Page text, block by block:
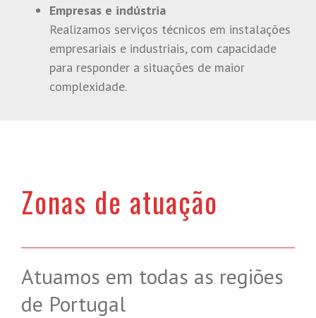
Empresas e indústria
Realizamos serviços técnicos em instalações
empresariais e industriais, com capacidade
para responder a situações de maior
complexidade.
Zonas de atuação
Atuamos em todas as regiões
de Portugal